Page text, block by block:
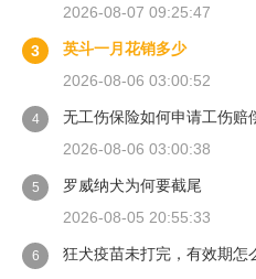
2026-08-07 09:25:47
3
英斗一月花销多少
2026-08-06 03:00:52
4
无工伤保险如何申请工伤赔
2026-08-06 03:00:38
5
罗威纳犬为何要截尾
2026-08-05 20:55:33
6
狂犬疫苗未打完，有效期怎